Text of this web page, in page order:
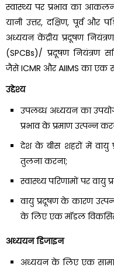
स्वास्थ्य पर प्रभाव का
यानी उत्तर, दक्षिण, पूर्व
अध्ययन केंद्रीय प्रदूषण नियंत्रण
(SPCBs)/ प्रदूषण नियंत्रण
जैसे ICMR और AIIMS का एक
उद्देश्य
उपलब्ध अध्ययन का
प्रभाव के प्रमाण उत्पन्न
देश के बीस शहरों में वायु
तुलना करना;
स्वास्थ्य परिणामों पर वायु
वायु प्रदूषण के कारण
के लिए एक मॉडल
अध्ययन डिजाइन
अध्ययन के लिए एक